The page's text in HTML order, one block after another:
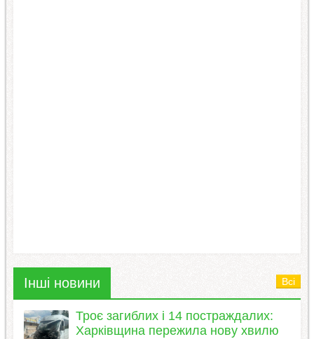
Інші новини Всі
Троє загиблих і 14 постраждалих:
Харківщина пережила нову хвилю